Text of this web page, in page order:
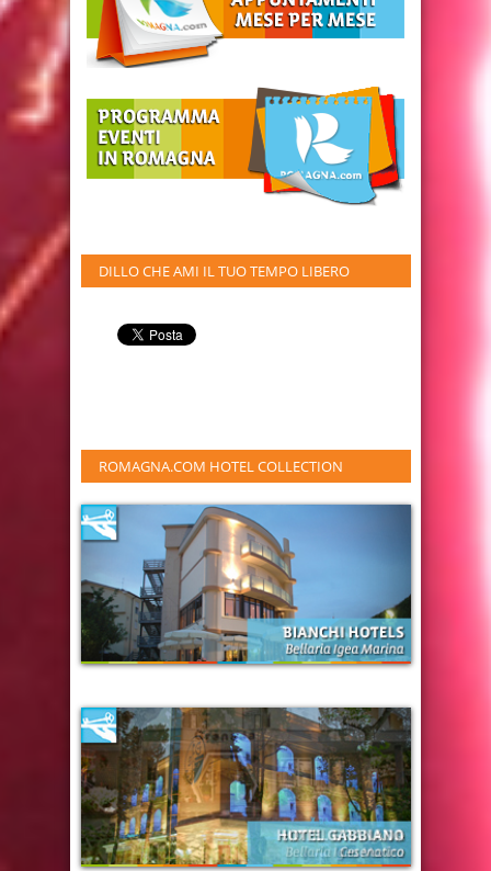
DILLO CHE AMI IL TUO TEMPO LIBERO
ROMAGNA.COM HOTEL COLLECTION